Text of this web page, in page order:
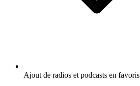
Ajout de radios et podcasts en favoris